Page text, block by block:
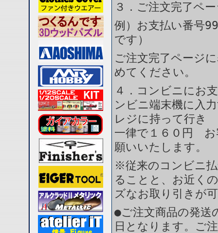
３．ご注文完了ペ
例）お支払い番号
です）
ご注文完了ページ
めてください。
４．コンビニにお
ンビニ端末機に入
レジに持って行き
一律で１６０円 お
願いいたします。
※従来のコンビニ
ることと、お近く
ズなお取り引きが
●ご注文商品の発送
日となります。ご